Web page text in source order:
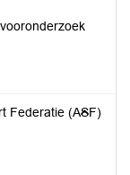
Federatie (ASF)